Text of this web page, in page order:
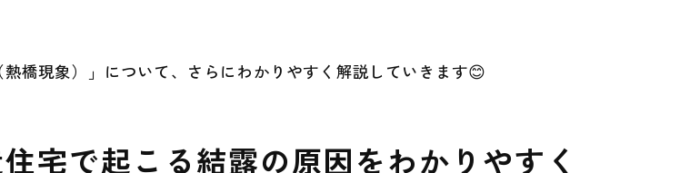
橋現象）」について、さらにわかりやすく解説していきます😊
宅で起こる結露の原因をわかりやすく